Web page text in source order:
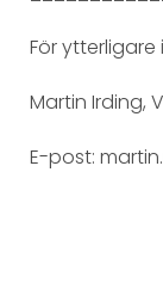
För
Martin Irding,
E-post: